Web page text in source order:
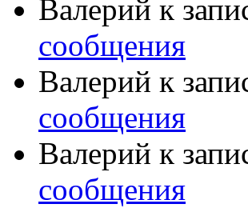
Валерий к
сообщения
Валерий к
сообщения
Валерий к
сообщения